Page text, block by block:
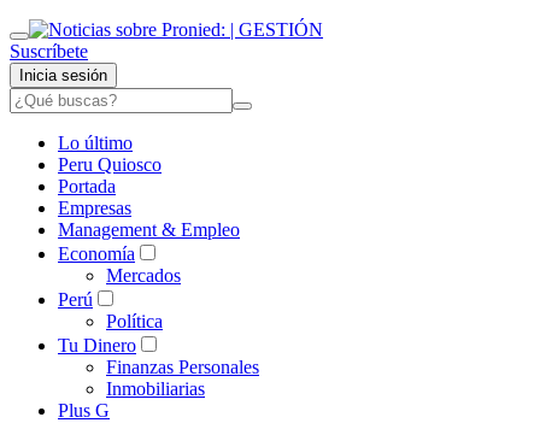
Suscríbete
Inicia sesión
Lo último
Peru Quiosco
Portada
Empresas
Management & Empleo
Economía
Mercados
Perú
Política
Tu Dinero
Finanzas Personales
Inmobiliarias
Plus G